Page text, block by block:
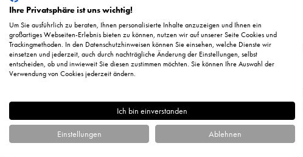
Entdecken Sie jetzt die neue leichte Anti Aging Sun Lotion von Babor.
hinterläßt keine weißen Spuren und bietet einen sehr hohen Hautschutz.
Tragen Sie die Sonnenlotion mindestens eine halbe
auf und lassen Sie diese einwirken. Wiederholen Sie den Vorgang nach
Anwendungsalter:
jedes Alter ab 20
Ihre Privatsphäre ist uns wichtig!
Um Sie ausführlich zu beraten, Ihnen personalisierte Inhalte anzuzeigen und Ihnen ein
großartiges Webseiten-Erlebnis bieten zu können, nutzen wir auf unserer Seite Cookies und
Trackingmethoden. In den Datenschutzhinweisen können Sie einsehen, welche Dienste wir
einsetzen und jederzeit, auch durch nachträgliche Änderung der Einstellungen, selbst
entscheiden, ob und inwieweit Sie diesen zustimmen möchten. Sie können Ihre Auswahl der
Verwendung von Cookies jederzeit ändern.
Ich bin einverstanden
Einstellungen Ablehnen